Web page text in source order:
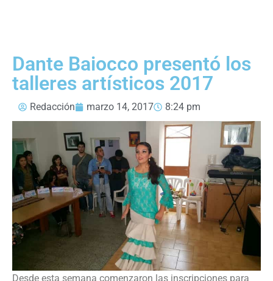
Dante Baiocco presentó los
talleres artísticos 2017
Redacción marzo 14, 2017 8:24 pm
Desde esta semana comenzaron las inscripciones para